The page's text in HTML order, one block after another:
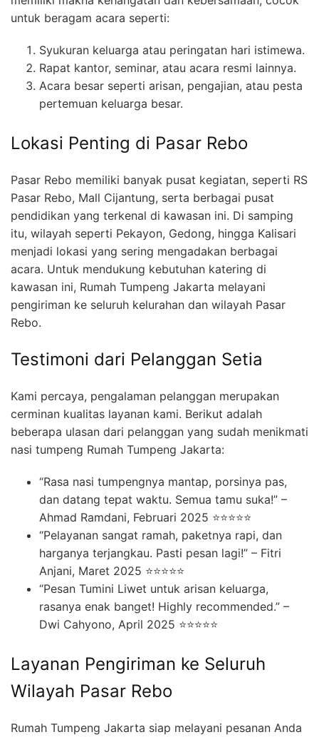
untuk beragam acara seperti:
Syukuran keluarga atau peringatan hari istimewa.
Rapat kantor, seminar, atau acara resmi lainnya.
Acara besar seperti arisan, pengajian, atau pesta
pertemuan keluarga besar.
Lokasi Penting di Pasar Rebo
Pasar Rebo memiliki banyak pusat kegiatan, seperti RS
Pasar Rebo, Mall Cijantung, serta berbagai pusat
pendidikan yang terkenal di kawasan ini. Di samping
itu, wilayah seperti Pekayon, Gedong, hingga Kalisari
menjadi lokasi yang sering mengadakan berbagai
acara. Untuk mendukung kebutuhan katering di
kawasan ini, Rumah Tumpeng Jakarta melayani
pengiriman ke seluruh kelurahan dan wilayah Pasar
Rebo.
Testimoni dari Pelanggan Setia
Kami percaya, pengalaman pelanggan merupakan
cerminan kualitas layanan kami. Berikut adalah
beberapa ulasan dari pelanggan yang sudah menikmati
nasi tumpeng Rumah Tumpeng Jakarta:
“Rasa nasi tumpengnya mantap, porsinya pas,
dan datang tepat waktu. Semua tamu suka!” –
Ahmad Ramdani, Februari 2025 ⭐⭐⭐⭐⭐
“Pelayanan sangat ramah, paketnya rapi, dan
harganya terjangkau. Pasti pesan lagi!” – Fitri
Anjani, Maret 2025 ⭐⭐⭐⭐⭐
“Pesan Tumini Liwet untuk arisan keluarga,
rasanya enak banget! Highly recommended.” –
Dwi Cahyono, April 2025 ⭐⭐⭐⭐⭐
Layanan Pengiriman ke Seluruh
Wilayah Pasar Rebo
Rumah Tumpeng Jakarta siap melayani pesanan Anda